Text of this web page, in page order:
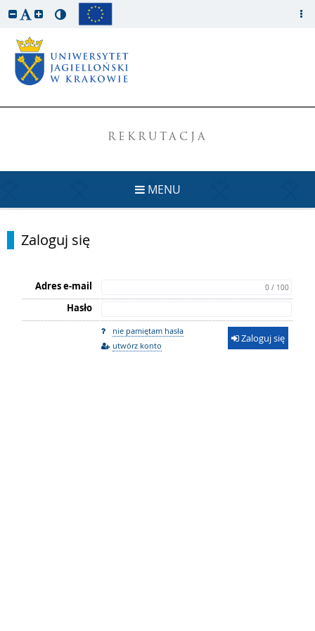
REKRUTACJA
MENU
Zaloguj się
Adres e-mail 0 / 100
Hasło
nie pamiętam hasła
utwórz konto
Zaloguj się